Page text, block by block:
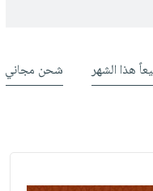
هذا الشهر شحن مجاني